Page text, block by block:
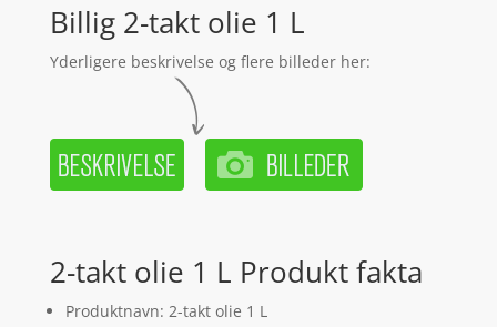
Billig 2-takt olie 1 L
Yderligere beskrivelse og flere billeder her:
2-takt olie 1 L Produkt fakta
Produktnavn: 2-takt olie 1 L